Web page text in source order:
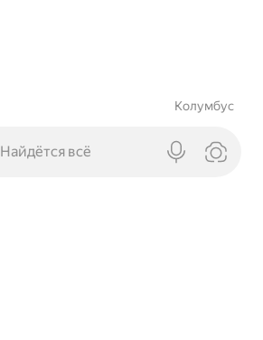
Колумбус
Найдётся всё